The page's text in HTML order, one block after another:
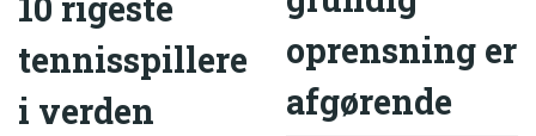
tennisspillere
i verden
oprensning er
afgørende